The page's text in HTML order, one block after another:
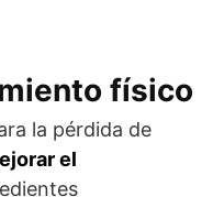
físico
la pérdida de
el